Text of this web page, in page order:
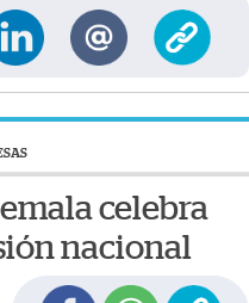
celebra
nacional